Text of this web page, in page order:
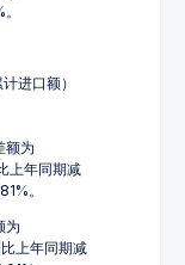
进口额）
额为
上年同期减
。
为
上年同期减